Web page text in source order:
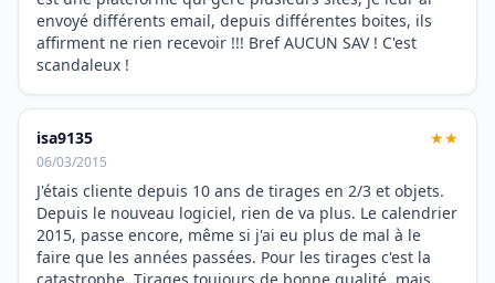
envoyé différents email, depuis différentes boites, ils
affirment ne rien recevoir !!! Bref AUCUN SAV ! C'est
scandaleux !
isa9135 ★★
06/03/2015
J'étais cliente depuis 10 ans de tirages en 2/3 et objets.
Depuis le nouveau logiciel, rien de va plus. Le calendrier
2015, passe encore, même si j'ai eu plus de mal à le
faire que les années passées. Pour les tirages c'est la